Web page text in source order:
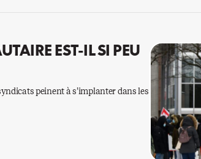
EST-IL SI PEU
peinent à s’implanter dans les